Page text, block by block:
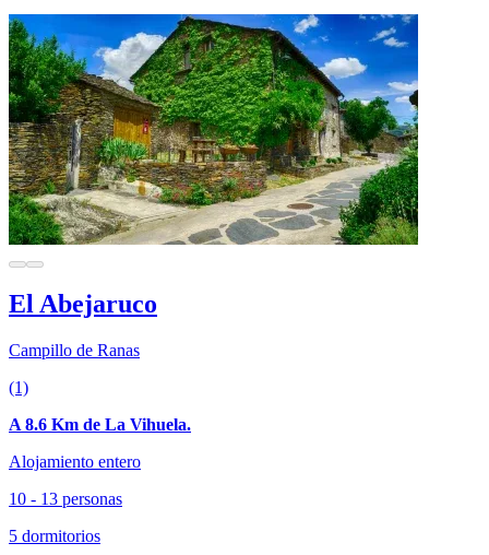
El Abejaruco
Campillo de Ranas
(1)
A 8.6 Km de La Vihuela.
Alojamiento entero
10 - 13 personas
5 dormitorios